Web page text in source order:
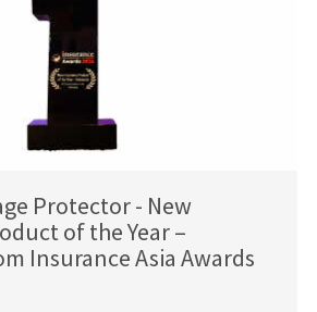
Protector - New
of the Year –
Insurance Asia Awards